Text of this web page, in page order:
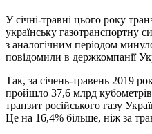
У січні-травні цього року
українську газотранспортну
з аналогічним періодом
повідомили в держкомпанії
Так, за січень-травень 2019
пройшло 37,6 млрд
транзит російського газу
Це на 16,4% більше, ніж за